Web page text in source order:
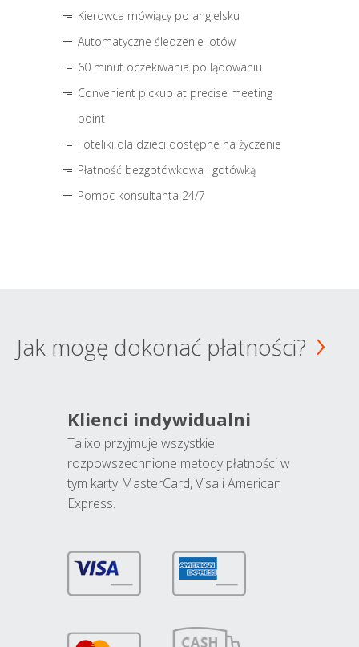
Kierowca mówiący po angielsku
Automatyczne śledzenie lotów
60 minut oczekiwania po lądowaniu
Convenient pickup at precise meeting
point
Foteliki dla dzieci dostępne na życzenie
Płatność bezgotówkowa i gotówką
Pomoc konsultanta 24/7
Jak mogę dokonać płatności?
Klienci indywidualni
Talixo przyjmuje wszystkie
rozpowszechnione metody płatności w
tym karty MasterCard, Visa i American
Express.